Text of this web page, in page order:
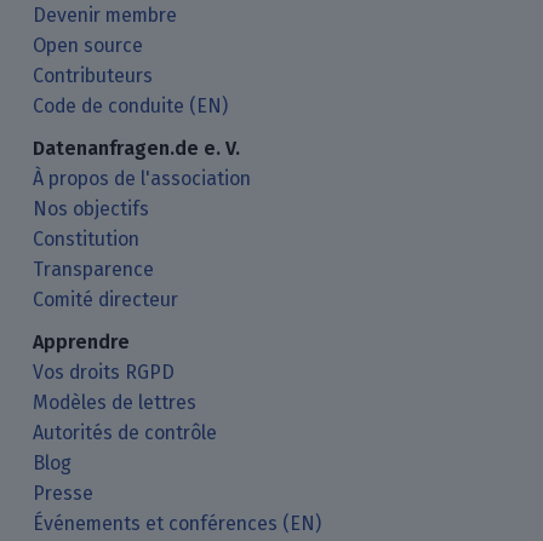
Devenir membre
Open source
Contributeurs
Code de conduite (EN)
Datenanfragen.de e. V.
À propos de l'association
Nos objectifs
Constitution
Transparence
Comité directeur
Apprendre
Vos droits RGPD
Modèles de lettres
Autorités de contrôle
Blog
Presse
Événements et conférences (EN)